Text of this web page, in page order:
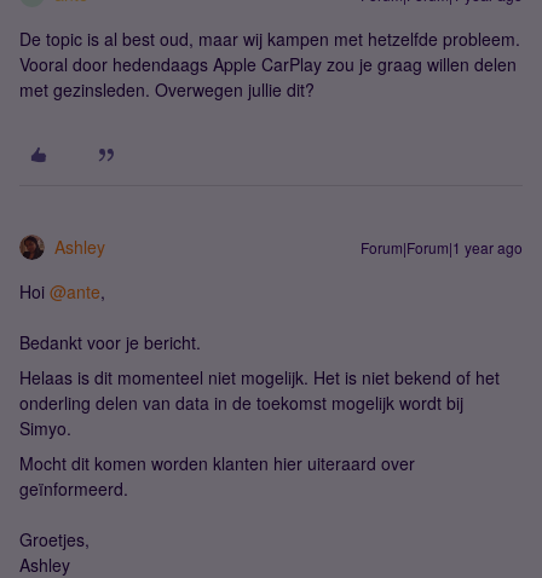
De topic is al best oud, maar wij kampen met hetzelfde probleem.
Vooral door hedendaags Apple CarPlay zou je graag willen delen
met gezinsleden. Overwegen jullie dit?
Ashley Forum|Forum|1 year ago
Hoi @ante,
Bedankt voor je bericht.
Helaas is dit momenteel niet mogelijk. Het is niet bekend of het
onderling delen van data in de toekomst mogelijk wordt bij
Simyo.
Mocht dit komen worden klanten hier uiteraard over
geïnformeerd.
Groetjes,
Ashley